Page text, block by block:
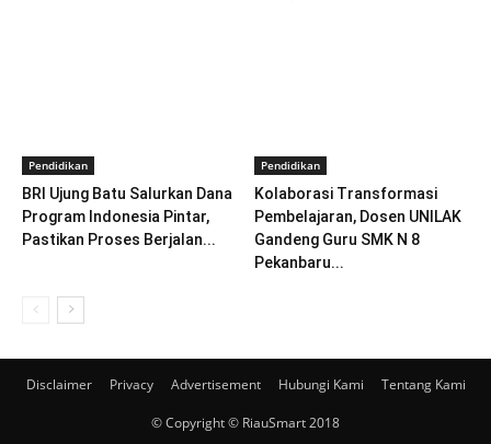
Pendidikan
BRI Ujung Batu Salurkan Dana
Program Indonesia Pintar,
Pastikan Proses Berjalan...
Pendidikan
Kolaborasi Transformasi
Pembelajaran, Dosen UNILAK
Gandeng Guru SMK N 8
Pekanbaru...
Disclaimer Privacy Advertisement Hubungi Kami Tentang Kami
© Copyright © RiauSmart 2018